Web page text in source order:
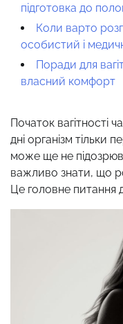
підготовка до
Коли варто
особистий і
Поради для
власний комфорт
Початок вагітності
дні організм тільки
може ще не
важливо знати, що
Це головне питання